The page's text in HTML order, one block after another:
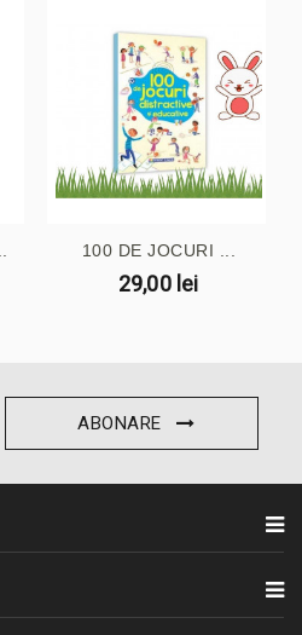
100 DE JOCURI ...
29,00 lei
ABONARE